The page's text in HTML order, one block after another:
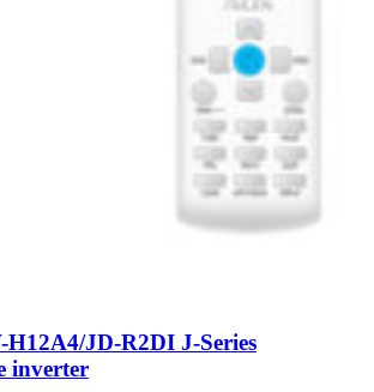
JD-R2DI J-Series
inverter